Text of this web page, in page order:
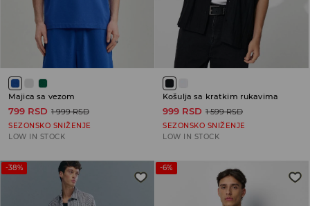
Majica sa vezom
799 RSD 1 999 RSD
SEZONSKO SNIŽENJE
LOW IN STOCK
Košulja sa kratkim rukavima
999 RSD 1 599 RSD
SEZONSKO SNIŽENJE
LOW IN STOCK
-38% -6%